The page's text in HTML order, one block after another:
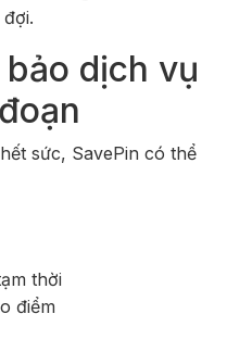
dịch vụ
sức, SavePin có thể
thời
điểm